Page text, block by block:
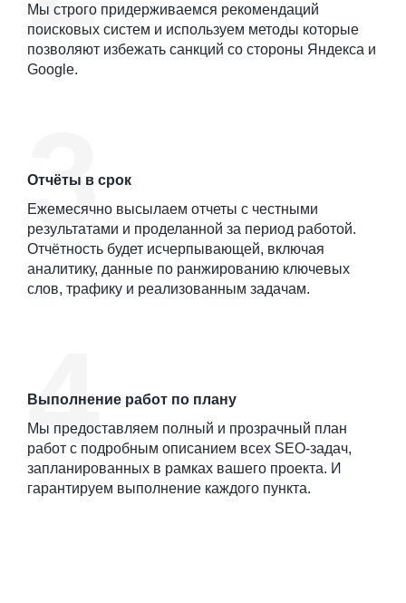
Мы строго придерживаемся рекомендаций
поисковых систем и используем методы которые
позволяют избежать санкций со стороны Яндекса и
Google.
Отчёты в срок
Ежемесячно высылаем отчеты с честными
результатами и проделанной за период работой.
Отчётность будет исчерпывающей, включая
аналитику, данные по ранжированию ключевых
слов, трафику и реализованным задачам.
Выполнение работ по плану
Мы предоставляем полный и прозрачный план
работ с подробным описанием всех SEO-задач,
запланированных в рамках вашего проекта. И
гарантируем выполнение каждого пункта.